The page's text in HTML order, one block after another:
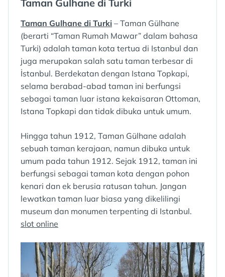
Taman Gulhane di Turki
Taman Gulhane di Turki – Taman Gülhane
(berarti “Taman Rumah Mawar” dalam bahasa
Turki) adalah taman kota tertua di Istanbul dan
juga merupakan salah satu taman terbesar di
İstanbul. Berdekatan dengan Istana Topkapi,
selama berabad-abad taman ini berfungsi
sebagai taman luar istana kekaisaran Ottoman,
Istana Topkapi dan tidak dibuka untuk umum.
Hingga tahun 1912, Taman Gülhane adalah
sebuah taman kerajaan, namun dibuka untuk
umum pada tahun 1912. Sejak 1912, taman ini
berfungsi sebagai taman kota dengan pohon
kenari dan ek berusia ratusan tahun. Jangan
lewatkan taman luar biasa yang dikelilingi
museum dan monumen terpenting di Istanbul.
slot online